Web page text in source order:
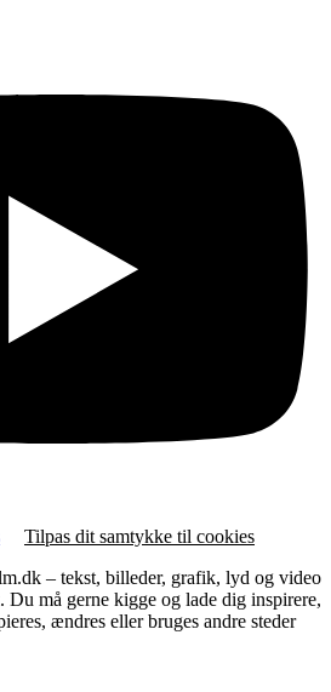
Tilpas dit samtykke til cookies
– tekst, billeder, grafik, lyd og video
må gerne kigge og lade dig inspirere,
ændres eller bruges andre steder